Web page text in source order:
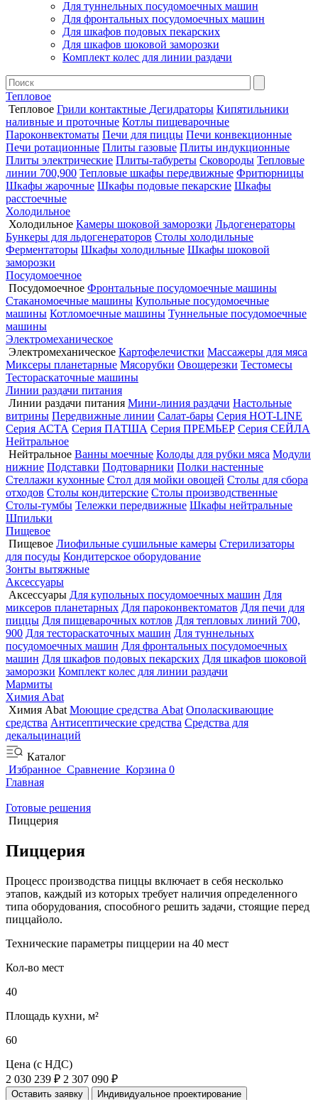
Для туннельных посудомоечных машин
Для фронтальных посудомоечных машин
Для шкафов подовых пекарских
Для шкафов шоковой заморозки
Комплект колес для линии раздачи
Тепловое
Тепловое Грили контактные Дегидраторы Кипятильники
наливные и проточные Котлы пищеварочные
Пароконвектоматы Печи для пиццы Печи конвекционные
Печи ротационные Плиты газовые Плиты индукционные
Плиты электрические Плиты-табуреты Сковороды Тепловые
линии 700,900 Тепловые шкафы передвижные Фритюрницы
Шкафы жарочные Шкафы подовые пекарские Шкафы
расстоечные
Холодильное
Холодильное Камеры шоковой заморозки Льдогенераторы
Бункеры для льдогенераторов Столы холодильные
Ферментаторы Шкафы холодильные Шкафы шоковой
заморозки
Посудомоечное
Посудомоечное Фронтальные посудомоечные машины
Стаканомоечные машины Купольные посудомоечные
машины Котломоечные машины Туннельные посудомоечные
машины
Электромеханическое
Электромеханическое Картофелечистки Массажеры для мяса
Миксеры планетарные Мясорубки Овощерезки Тестомесы
Тестораскаточные машины
Линии раздачи питания
Линии раздачи питания Мини-линия раздачи Настольные
витрины Передвижные линии Салат-бары Серия HOT-LINE
Серия АСТА Серия ПАТША Серия ПРЕМЬЕР Серия СЕЙЛА
Нейтральное
Нейтральное Ванны моечные Колоды для рубки мяса Модули
нижние Подставки Подтоварники Полки настенные
Стеллажи кухонные Стол для мойки овощей Столы для сбора
отходов Столы кондитерские Столы производственные
Столы-тумбы Тележки передвижные Шкафы нейтральные
Шпильки
Пищевое
Пищевое Лиофильные сушильные камеры Стерилизаторы
для посуды Кондитерское оборудование
Зонты вытяжные
Аксессуары
Аксессуары Для купольных посудомоечных машин Для
миксеров планетарных Для пароконвектоматов Для печи для
пиццы Для пищеварочных котлов Для тепловых линий 700,
900 Для тестораскаточных машин Для туннельных
посудомоечных машин Для фронтальных посудомоечных
машин Для шкафов подовых пекарских Для шкафов шоковой
заморозки Комплект колес для линии раздачи
Мармиты
Химия Abat
Химия Abat Моющие средства Abat Ополаскивающие
средства Антисептические средства Средства для
декальцинаций
Каталог
Избранное Сравнение Корзина 0
Главная
Готовые решения
Пиццерия
Пиццерия
Процесс производства пиццы включает в себя несколько
этапов, каждый из которых требует наличия определенного
типа оборудования, способного решить задачи, стоящие перед
пиццайоло.
Технические параметры пиццерии на 40 мест
Кол-во мест
40
Площадь кухни, м²
60
Цена (с НДС)
2 030 239 ₽ 2 307 090 ₽
Оставить заявку Индивидуальное проектирование